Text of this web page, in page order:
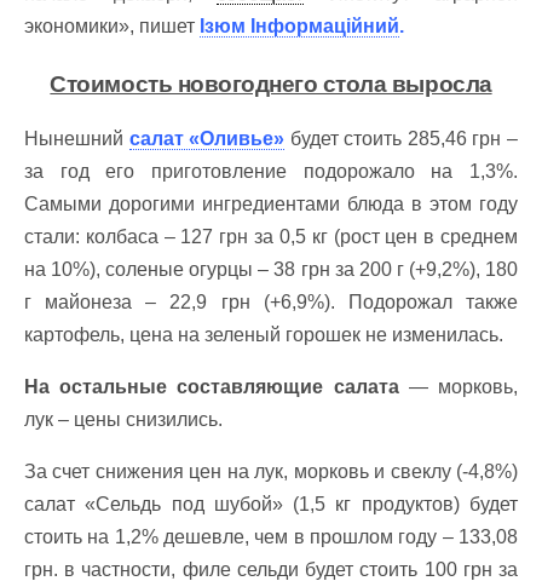
экономики», пишет Ізюм Інформаційний.
Стоимость новогоднего стола выросла
Нынешний салат «Оливье» будет стоить 285,46 грн –
за год его приготовление подорожало на 1,3%.
Самыми дорогими ингредиентами блюда в этом году
стали: колбаса – 127 грн за 0,5 кг (рост цен в среднем
на 10%), соленые огурцы – 38 грн за 200 г (+9,2%), 180
г майонеза – 22,9 грн (+6,9%). Подорожал также
картофель, цена на зеленый горошек не изменилась.
На остальные составляющие салата — морковь,
лук – цены снизились.
За счет снижения цен на лук, морковь и свеклу (-4,8%)
салат «Сельдь под шубой» (1,5 кг продуктов) будет
стоить на 1,2% дешевле, чем в прошлом году – 133,08
грн. в частности, филе сельди будет стоить 100 грн за